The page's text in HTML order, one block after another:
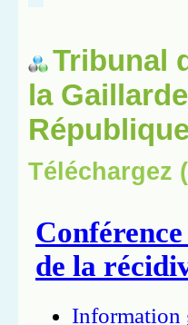
Tribunal
la
Téléchargez